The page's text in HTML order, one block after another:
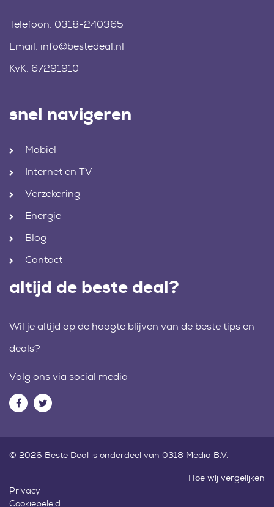
Telefoon: 0318-240365
Email: info@bestedeal.nl
KvK: 67291910
snel navigeren
Mobiel
Internet en TV
Verzekering
Energie
Blog
Contact
altijd de beste deal?
Wil je altijd op de hoogte blijven van de beste tips en
deals?
Volg ons via social media
© 2026 Beste Deal is onderdeel van 0318 Media B.V.
Hoe wij vergelijken
Privacy
Cookiebeleid